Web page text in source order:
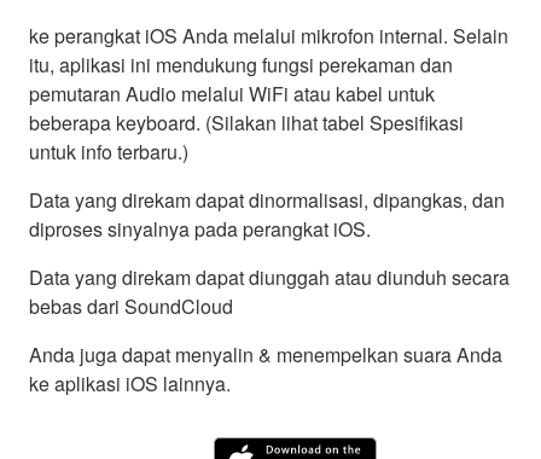
ke perangkat iOS Anda melalui mikrofon internal. Selain
itu, aplikasi ini mendukung fungsi perekaman dan
pemutaran Audio melalui WiFi atau kabel untuk
beberapa keyboard. (Silakan lihat tabel Spesifikasi
untuk info terbaru.)
Data yang direkam dapat dinormalisasi, dipangkas, dan
diproses sinyalnya pada perangkat iOS.
Data yang direkam dapat diunggah atau diunduh secara
bebas dari SoundCloud
Anda juga dapat menyalin & menempelkan suara Anda
ke aplikasi iOS lainnya.